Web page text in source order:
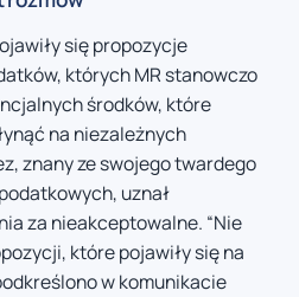
się propozycje
których MR stanowczo
środków, które
na niezależnych
znany ze swojego twardego
uznał
za nieakceptowalne. “Nie
które pojawiły się na
w komunikacie